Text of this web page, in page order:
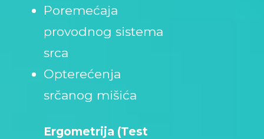
Poremećaja
provodnog sistema
srca
Opterećenja
srčanog mišića
Ergometrija (Test